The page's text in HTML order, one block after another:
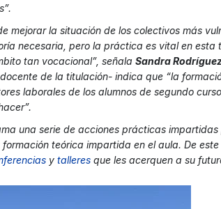
mejorar la situación de los colectivos más
necesaria, pero la práctica es vital en esta
tan vocacional”, señala Sandra
de la titulación- indica que “la
laborales de los alumnos de segundo
una serie de acciones prácticas impartidas
teórica impartida en el aula. De este
y talleres que les acerquen a su